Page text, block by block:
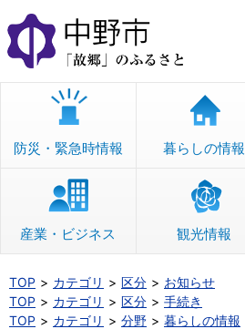
本
文
へ
移
防災・緊急時情報 暮らしの情報
産業・ビジネス 観光情報
TOP カテゴリ 区分
お知らせ
TOP
カテゴリ 区分
手続き
TOP
カテゴリ 分野 暮らしの情報